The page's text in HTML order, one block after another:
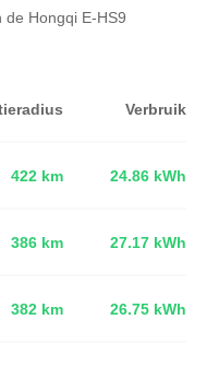
Hongqi E-HS9
Verbruik
422 km 24.86 kWh
386 km 27.17 kWh
382 km 26.75 kWh